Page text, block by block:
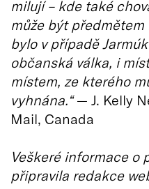
milují – kde také
může být
bylo v případě
občanská válka, i
místem, ze kterého
vyhnána.“— J. Kelly
Mail, Canada
Veškeré informace o
připravila redakce